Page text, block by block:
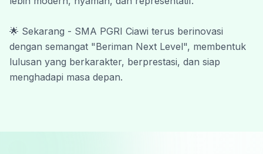
🌟 Sekarang - SMA PGRI Ciawi terus berinovasi
dengan semangat "Beriman Next Level", membentuk
lulusan yang berkarakter, berprestasi, dan siap
menghadapi masa depan.